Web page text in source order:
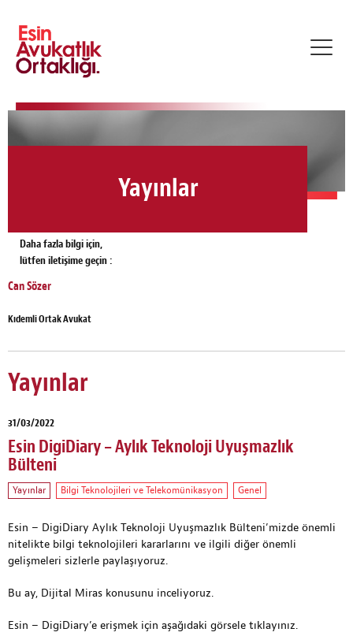
Yayınlar
Daha fazla bilgi için,
lütfen iletişime geçin :
Can Sözer
Kıdemli Ortak Avukat
Yayınlar
31/03/2022
Esin DigiDiary – Aylık Teknoloji Uyuşmazlık
Bülteni
Yayınlar Bilgi Teknolojileri ve Telekomünikasyon Genel
Esin – DigiDiary Aylık Teknoloji Uyuşmazlık Bülteni’mizde önemli
nitelikte bilgi teknolojileri kararlarını ve ilgili diğer önemli
gelişmeleri sizlerle paylaşıyoruz.
Bu ay, Dijital Miras konusunu inceliyoruz.
Esin – DigiDiary’e erişmek için aşağıdaki görsele tıklayınız.